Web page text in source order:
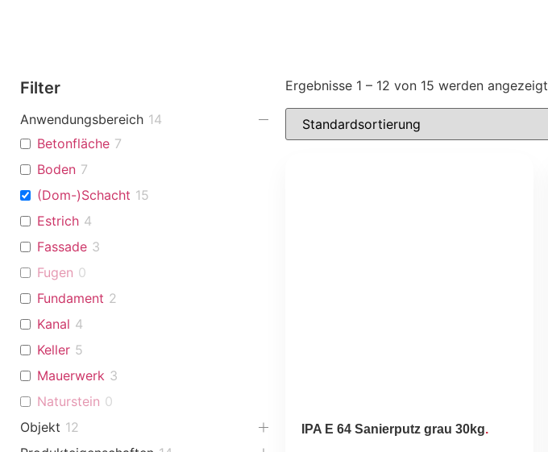
Filter
Anwendungsbereich 14
Betonfläche 7
Boden 7
(Dom-)Schacht 15
Estrich 4
Fassade 3
Fugen 0
Fundament 2
Kanal 4
Keller 5
Mauerwerk 3
Naturstein 0
Objekt 12
Ergebnisse 1 – 12 von 15 werden angezeigt
IPA E 64 Sanierputz grau 30kg